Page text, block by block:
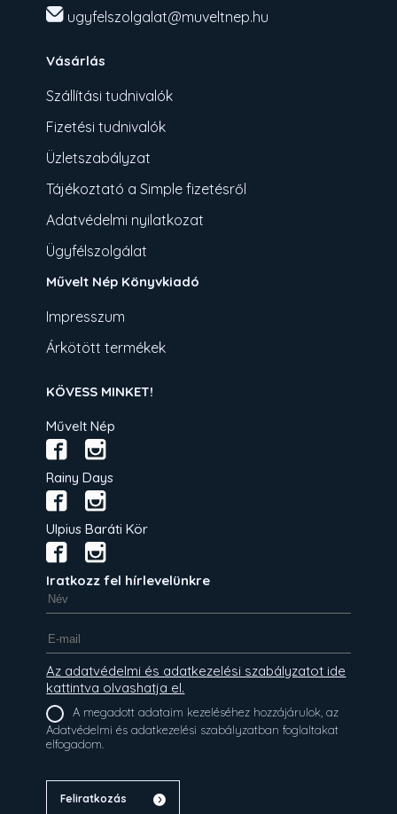
ugyfelszolgalat@muveltnep.hu
Vásárlás
Szállítási tudnivalók
Fizetési tudnivalók
Üzletszabályzat
Tájékoztató a Simple fizetésről
Adatvédelmi nyilatkozat
Ügyfélszolgálat
Művelt Nép Könyvkiadó
Impresszum
Árkötött termékek
KÖVESS MINKET!
Művelt Nép
Rainy Days
Ulpius Baráti Kör
Iratkozz fel hírlevelünkre
Az adatvédelmi és adatkezelési szabályzatot ide
kattintva olvashatja el.
A megadott adataim kezeléséhez hozzájárulok, az
Adatvédelmi és adatkezelési szabályzatban foglaltakat
elfogadom.
Feliratkozás